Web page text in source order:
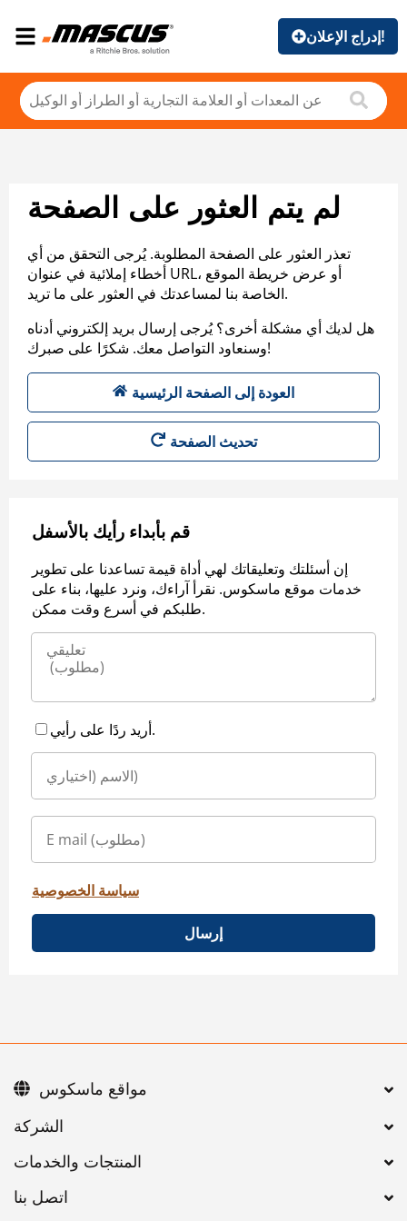
إدراج الإعلان!
لم يتم العثور على الصفحة
تعذر العثور على الصفحة المطلوبة. يُرجى التحقق من أي
أخطاء إملائية في عنوان URL، أو عرض خريطة الموقع
الخاصة بنا لمساعدتك في العثور على ما تريد.
هل لديك أي مشكلة أخرى؟ يُرجى إرسال بريد إلكتروني أدناه
وسنعاود التواصل معك. شكرًا على صبرك!
العودة إلى الصفحة الرئيسية
تحديث الصفحة
قم بأبداء رأيك بالأسفل
إن أسئلتك وتعليقاتك لهي أداة قيمة تساعدنا على تطوير
خدمات موقع ماسكوس. نقرأ آراءك، ونرد عليها، بناء على
طلبكم في أسرع وقت ممكن.
أريد ردًا على رأيي.
سياسة الخصوصية
إرسال
اتصل بنا
مواقع ماسكوس